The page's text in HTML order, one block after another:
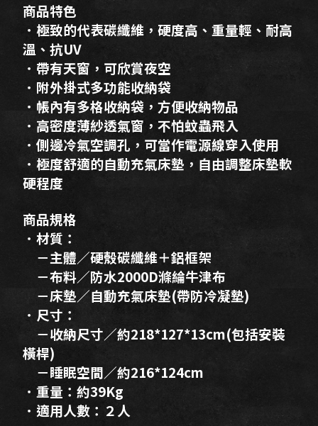
商品特色
．極致的代表碳纖維，硬度高、重量輕、耐高
溫、抗UV
．帶有天窗，可欣賞夜空
．附外掛式多功能收納袋
．帳內有多格收納袋，方便收納物品
．高密度薄紗透氣窗，不怕蚊蟲飛入
．側邊冷氣空調孔，可當作電源線穿入使用
．極度舒適的自動充氣床墊，自由調整床墊軟
硬程度
商品規格
．材質：
－主體／硬殼碳纖維＋鋁框架
－布料／防水2000D滌綸牛津布
－床墊／自動充氣床墊(帶防冷凝墊)
．尺寸：
－收納尺寸／約218*127*13cm(包括安裝
橫桿)
－睡眠空間／約216*124cm
．重量：約39Kg
．適用人數：２人